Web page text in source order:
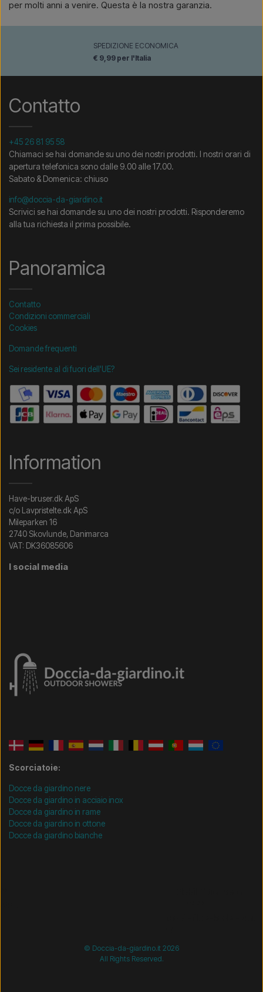
per molti anni a venire. Questa è la nostra garanzia.
SPEDIZIONE ECONOMICA
€ 9,99 per l'Italia
Contatto
+45 26 81 95 58
Chiamaci se hai domande su uno dei nostri prodotti. I nostri orari di
apertura telefonica sono dalle 9.00 alle 17.00.
Sabato & Domenica: chiuso
info@doccia-da-giardino.it
Scrivici se hai domande su uno dei nostri prodotti. Risponderemo
alla tua richiesta il prima possibile.
Panoramica
Contatto
Condizioni commerciali
Cookies
Domande frequenti
Sei residente al di fuori dell'UE?
Information
Have-bruser.dk ApS
c/o Lavpristelte.dk ApS
Mileparken 16
2740 Skovlunde, Danimarca
VAT: DK36085606
I social media
Scorciatoie:
Docce da giardino nere
Docce da giardino in acciaio inox
Docce da giardino in rame
Docce da giardino in ottone
Docce da giardino bianche
© Doccia-da-giardino.it 2026
All Rights Reserved.